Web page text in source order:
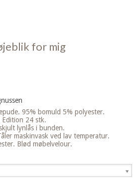
for mig
95% bomuld 5% polyester.
Edition 24 stk.
lynlås i bunden.
maskinvask ved lav temperatur.
Blød møbelvelour.